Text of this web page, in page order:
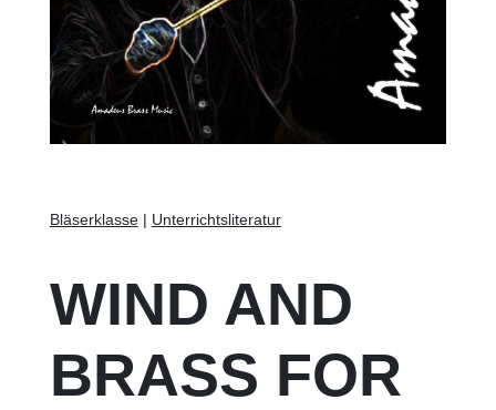
Bläserklasse| Unterrichtsliteratur
WIND AND
BRASS FOR